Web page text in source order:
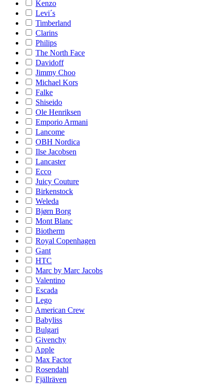
Kenzo
Levi´s
Timberland
Clarins
Philips
The North Face
Davidoff
Jimmy Choo
Michael Kors
Falke
Shiseido
Ole Henriksen
Emporio Armani
Lancome
OBH Nordica
Ilse Jacobsen
Lancaster
Ecco
Juicy Couture
Birkenstock
Weleda
Bjørn Borg
Mont Blanc
Biotherm
Royal Copenhagen
Gant
HTC
Marc by Marc Jacobs
Valentino
Escada
Lego
American Crew
Babyliss
Bulgari
Givenchy
Apple
Max Factor
Rosendahl
Fjällräven